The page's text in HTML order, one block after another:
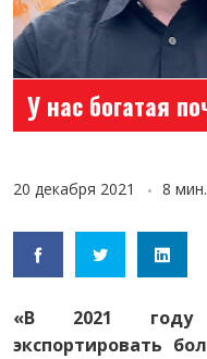
У нас богатая
20 декабря 2021 8
«В 2021 году
экспортировать